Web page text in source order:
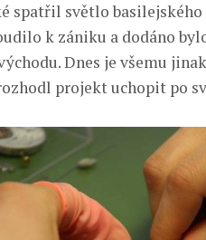
spatřil světlo basilejského
k zániku a dodáno
Dnes je všemu
projekt uchopit po